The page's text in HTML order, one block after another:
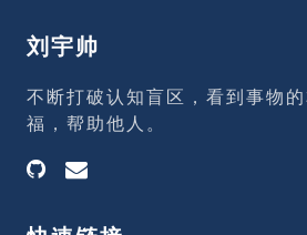
不是一个可靠地方式，因为
规模插入时不能检查错误。
始redis-cli支
刘宇帅
不断打破认知盲区，看到事物
福，帮助他人。